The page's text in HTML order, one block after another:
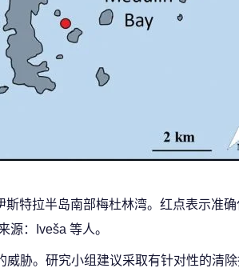
特拉半岛南部梅杜林湾。红点表示准
源：Iveša 等人。
胁。研究小组建议采取有针对性的清